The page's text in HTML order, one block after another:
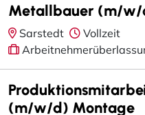
Metallbauer (m/
Sarstedt
Vollzeit
(m/w/d) Montage